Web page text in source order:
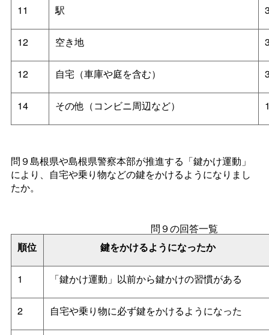
11 駅
12 空き地
12 自宅（車庫や庭を含む）
14 その他（コンビニ周辺など）
問９島根県や島根県警察本部が推進する「鍵かけ運動」
により、自宅や乗り物などの鍵をかけるようになりまし
たか。
順位 鍵をかけるようになったか
問９の回答一覧
1 「鍵かけ運動」以前から鍵かけの習慣がある
2 自宅や乗り物に必ず鍵をかけるようになった